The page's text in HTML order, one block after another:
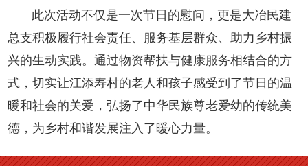
此次活动不仅是一次节日的慰问，更是大冶民建
总支积极履行社会责任、服务基层群众、助力乡村振
兴的生动实践。通过物资帮扶与健康服务相结合的方
式，切实让江添寿村的老人和孩子感受到了节日的温
暖和社会的关爱，弘扬了中华民族尊老爱幼的传统美
德，为乡村和谐发展注入了暖心力量。